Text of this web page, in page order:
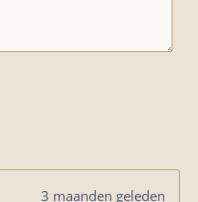
3 maanden geleden